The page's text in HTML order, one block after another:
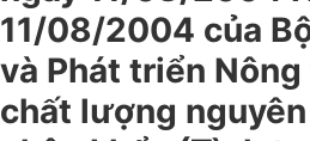
11/08/2004 của
và Phát triển
chất lượng nguyên